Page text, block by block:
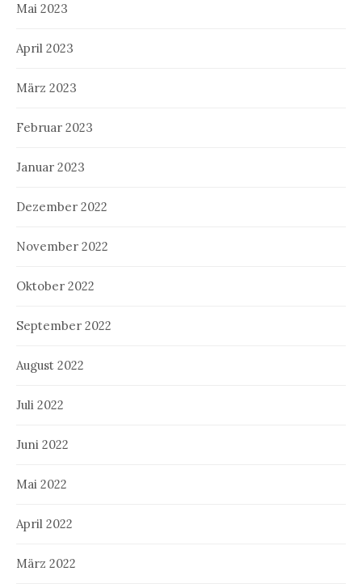
Mai 2023
April 2023
März 2023
Februar 2023
Januar 2023
Dezember 2022
November 2022
Oktober 2022
September 2022
August 2022
Juli 2022
Juni 2022
Mai 2022
April 2022
März 2022